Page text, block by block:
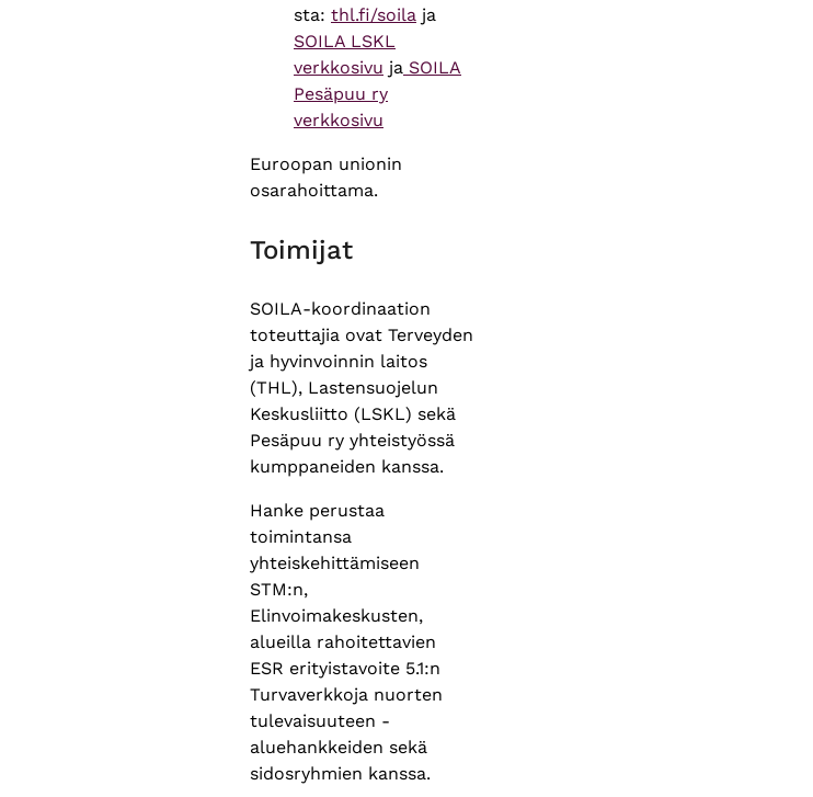
sta: thl.fi/soila ja
SOILA LSKL
verkkosivu ja SOILA
Pesäpuu ry
verkkosivu
Euroopan unionin
osarahoittama.
Toimijat
SOILA-koordinaation
toteuttajia ovat Terveyden
ja hyvinvoinnin laitos
(THL), Lastensuojelun
Keskusliitto (LSKL) sekä
Pesäpuu ry yhteistyössä
kumppaneiden kanssa.
Hanke perustaa
toimintansa
yhteiskehittämiseen
STM:n,
Elinvoimakeskusten,
alueilla rahoitettavien
ESR erityistavoite 5.1:n
Turvaverkkoja nuorten
tulevaisuuteen -
aluehankkeiden sekä
sidosryhmien kanssa.